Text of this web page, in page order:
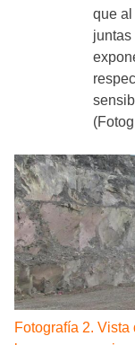
que al
juntas
Fotografía 2.